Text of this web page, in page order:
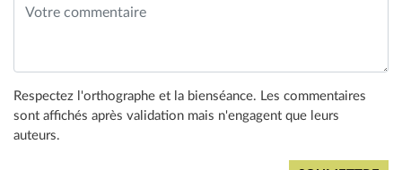
Respectez l'orthographe et la bienséance. Les commentaires
sont affichés après validation mais n'engagent que leurs
auteurs.